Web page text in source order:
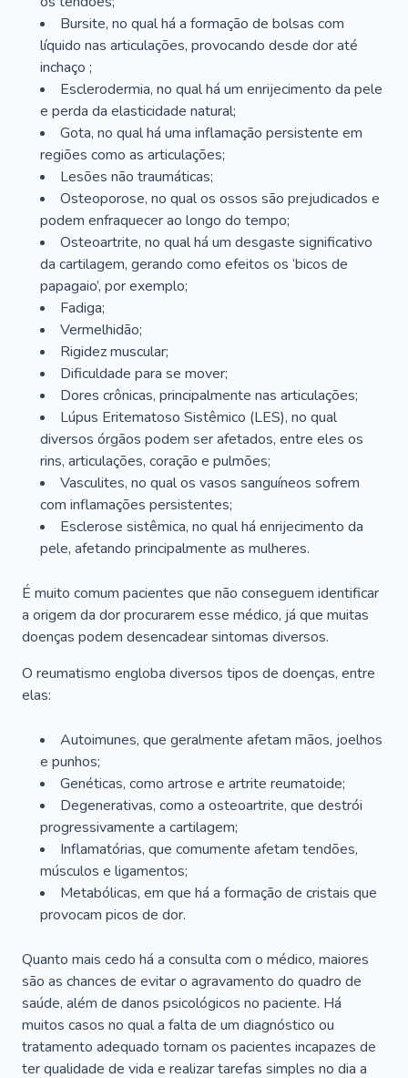
Bursite, no qual há a formação de bolsas com
líquido nas articulações, provocando desde dor até
inchaço ;
Esclerodermia, no qual há um enrijecimento da pele
e perda da elasticidade natural;
Gota, no qual há uma inflamação persistente em
regiões como as articulações;
Lesões não traumáticas;
Osteoporose, no qual os ossos são prejudicados e
podem enfraquecer ao longo do tempo;
Osteoartrite, no qual há um desgaste significativo
da cartilagem, gerando como efeitos os ‘bicos de
papagaio’, por exemplo;
Fadiga;
Vermelhidão;
Rigidez muscular;
Dificuldade para se mover;
Dores crônicas, principalmente nas articulações;
Lúpus Eritematoso Sistêmico (LES), no qual
diversos órgãos podem ser afetados, entre eles os
rins, articulações, coração e pulmões;
Vasculites, no qual os vasos sanguíneos sofrem
com inflamações persistentes;
Esclerose sistêmica, no qual há enrijecimento da
pele, afetando principalmente as mulheres.
É muito comum pacientes que não conseguem identificar
a origem da dor procurarem esse médico, já que muitas
doenças podem desencadear sintomas diversos.
O reumatismo engloba diversos tipos de doenças, entre
elas:
Autoimunes, que geralmente afetam mãos, joelhos
e punhos;
Genéticas, como artrose e artrite reumatoide;
Degenerativas, como a osteoartrite, que destrói
progressivamente a cartilagem;
Inflamatórias, que comumente afetam tendões,
músculos e ligamentos;
Metabólicas, em que há a formação de cristais que
provocam picos de dor.
Quanto mais cedo há a consulta com o médico, maiores
são as chances de evitar o agravamento do quadro de
saúde, além de danos psicológicos no paciente. Há
muitos casos no qual a falta de um diagnóstico ou
tratamento adequado tornam os pacientes incapazes de
ter qualidade de vida e realizar tarefas simples no dia a